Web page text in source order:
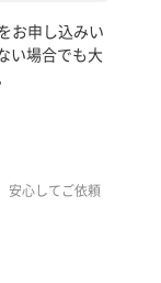
お申し込みい
い場合でも大
安心してご依頼